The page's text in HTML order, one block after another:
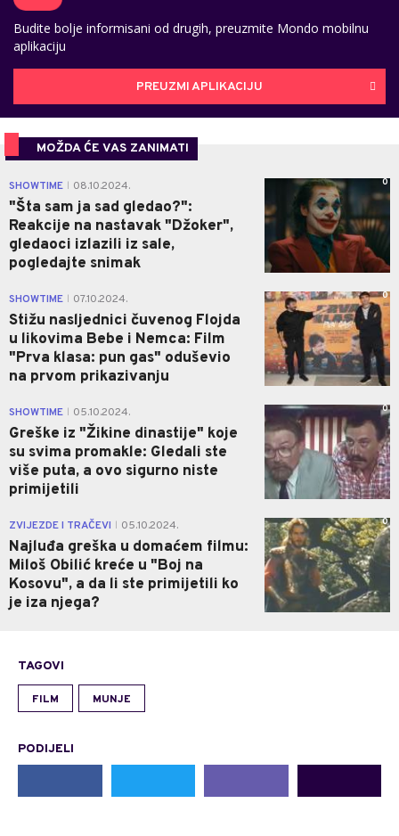
Budite bolje informisani od drugih, preuzmite Mondo mobilnu
aplikaciju
PREUZMI APLIKACIJU
MOŽDA ĆE VAS ZANIMATI
SHOWTIME 08.10.2024.
"Šta sam ja sad gledao?":
Reakcije na nastavak "Džoker",
gledaoci izlazili iz sale,
pogledajte snimak
0
SHOWTIME 07.10.2024.
Stižu nasljednici čuvenog Flojda
u likovima Bebe i Nemca: Film
"Prva klasa: pun gas" oduševio
na prvom prikazivanju
0
SHOWTIME 05.10.2024.
Greške iz "Žikine dinastije" koje
su svima promakle: Gledali ste
više puta, a ovo sigurno niste
primijetili
0
ZVIJEZDE I TRAČEVI 05.10.2024.
Najluđa greška u domaćem filmu:
Miloš Obilić kreće u "Boj na
Kosovu", a da li ste primijetili ko
je iza njega?
0
TAGOVI
FILM MUNJE
PODIJELI